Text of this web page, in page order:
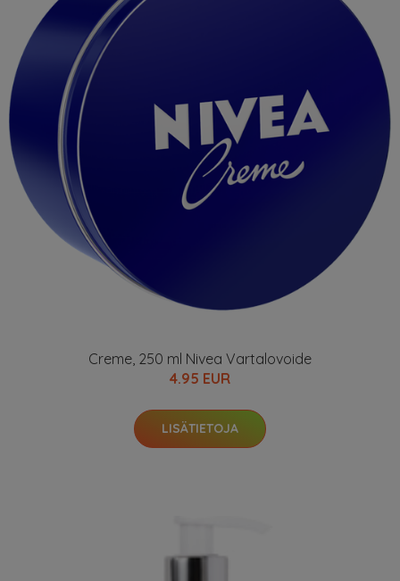
Creme, 250 ml Nivea Vartalovoide
4.95 EUR
LISÄTIETOJA